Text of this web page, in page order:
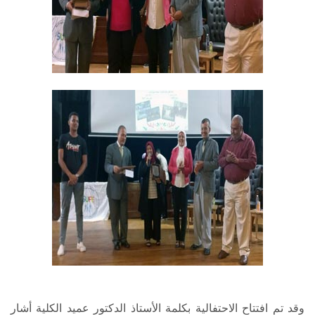
وقد تم افتتاح الاحتفالية بكلمة الأستاذ الدكتور عميد الكلية أشار